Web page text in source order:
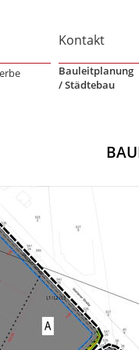
Bauleitplanung
/ Städtebau
Kontakt